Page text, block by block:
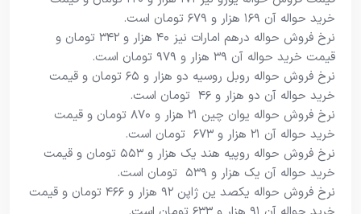
خرید حواله آن ۱۶۹ هزار و ۶۷۹ تومان است.
نرخ فروش حواله درهم امارات نیز ۴۰ هزار و ۳۴۲ تومان و
قیمت خرید حواله آن ۳۹ هزار و ۹۷۹ تومان است.
نرخ فروش حواله روبل روسیه دو هزار و ۶۵ تومان و قیمت
خرید حواله آن دو هزار و ۴۶ تومان است.
نرخ فروش حواله یوان چین ۲۱ هزار و ۸۷۰ تومان و قیمت
خرید حواله آن ۲۱ هزار و ۶۷۳ تومان است.
نرخ فروش حواله روپیه هند یک هزار و ۵۵۳ تومان و قیمت
خرید حواله آن یک هزار و ۵۳۹ تومان است.
نرخ فروش حواله یکصد ین ژاپن ۹۲ هزار و ۴۶۶ تومان و قیمت